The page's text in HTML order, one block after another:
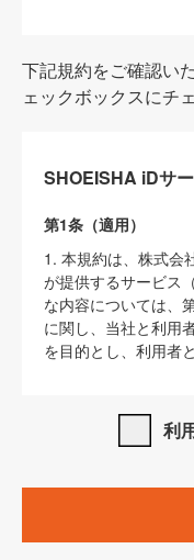
下記規約をご確認い
ェックボックスにチ
SHOEISHA iDサ
第1条（適用）
1. 本規約は、株式会
が提供するサービス
な内容については、
に関し、当社と利用
を目的とし、利用者
SHOEISHA iDプ
サイト上でのデータ
3. 本規約の内容と、
利